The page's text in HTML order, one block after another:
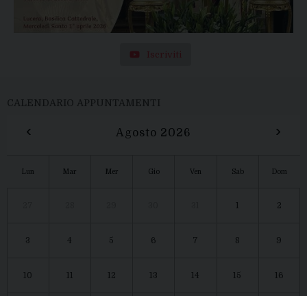
Iscriviti
CALENDARIO APPUNTAMENTI
‹ Agosto 2026 ›
Lun Mar Mer Gio Ven Sab Dom
2
3 4 5 6 7 8 9
10 12 13 14 15 16